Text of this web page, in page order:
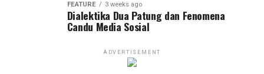
FEATURE 3 weeks ago
Dialektika Dua Patung dan Fenomena
Candu Media Sosial
ADVERTISEMENT